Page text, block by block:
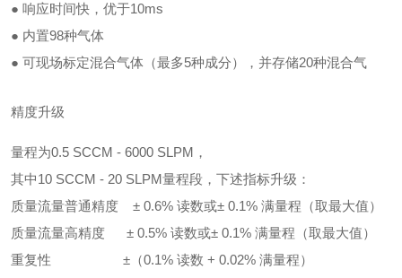
● 响应时间快，优于10ms
● 内置98种气体
● 可现场标定混合气体（最多5种成分），并存储20种混合气
精度升级
量程为0.5 SCCM - 6000 SLPM，
其中10 SCCM - 20 SLPM量程段，下述指标升级：
质量流量普通精度 ± 0.6% 读数或± 0.1% 满量程（取最大值）
质量流量高精度 ± 0.5% 读数或± 0.1% 满量程（取最大值）
重复性 ±（0.1% 读数 + 0.02% 满量程）